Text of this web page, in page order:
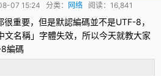
07 15:24 分类： 网络 阅读：16,841
很重要，但是默認編碼並不是UTF-8，
名稱」字體失效，所以今天就教大家
編碼